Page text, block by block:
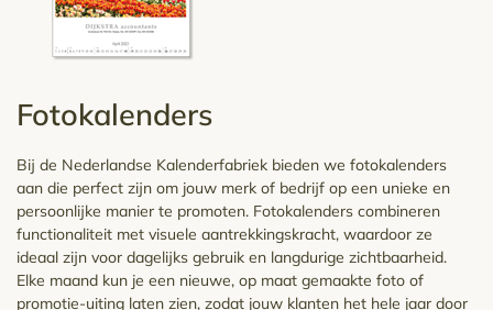
Fotokalenders
Bij de Nederlandse Kalenderfabriek bieden we fotokalenders
aan die perfect zijn om jouw merk of bedrijf op een unieke en
persoonlijke manier te promoten. Fotokalenders combineren
functionaliteit met visuele aantrekkingskracht, waardoor ze
ideaal zijn voor dagelijks gebruik en langdurige zichtbaarheid.
Elke maand kun je een nieuwe, op maat gemaakte foto of
promotie-uiting laten zien, zodat jouw klanten het hele jaar door